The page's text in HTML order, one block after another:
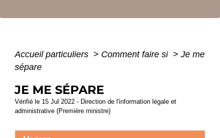
Accueil particuliers > Comment faire si > Je me
sépare
JE ME SÉPARE
Vérifié le 15 Jul 2022 - Direction de l'information légale et
administrative (Première ministre)